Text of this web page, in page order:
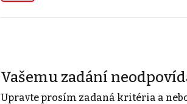
Vašemu zadání
Upravte prosím zadaná kritéria a